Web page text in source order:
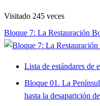
Visitado 245 veces
Bloque 7: La Restauración
Lista de estándares de
Bloque 01. La
hasta la desaparición